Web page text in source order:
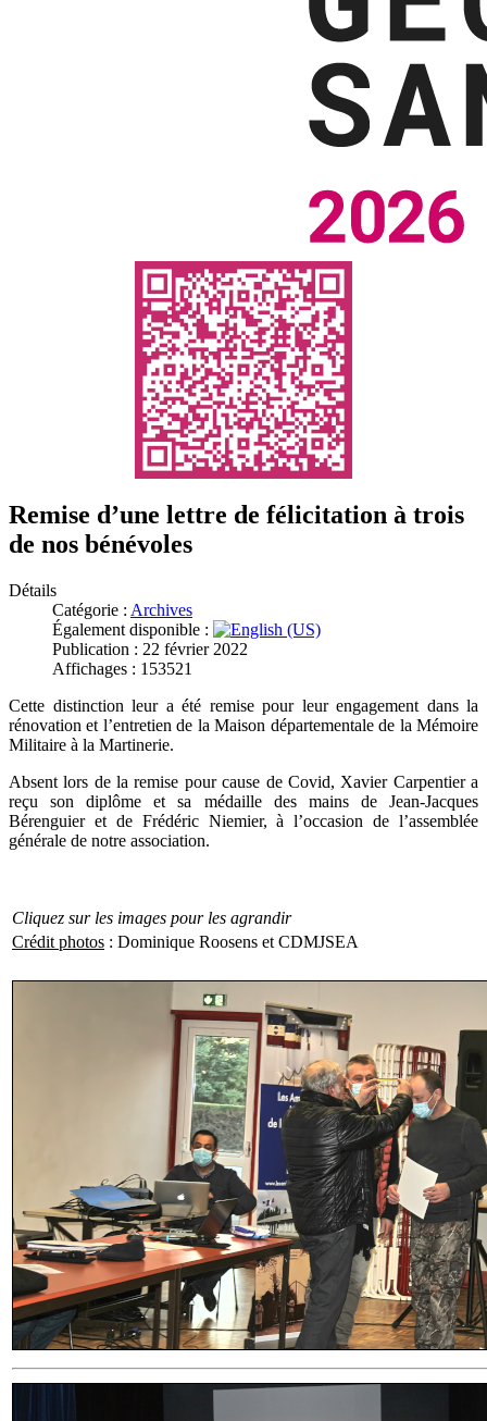
Remise d’une lettre de félicitation à trois
de nos bénévoles
Détails
Catégorie : Archives
Également disponible :
Publication : 22 février 2022
Affichages : 153521
Cette distinction leur a été remise pour leur engagement dans la
rénovation et l’entretien de la Maison départementale de la Mémoire
Militaire à la Martinerie.
Absent lors de la remise pour cause de Covid, Xavier Carpentier a
reçu son diplôme et sa médaille des mains de Jean-Jacques
Bérenguier et de Frédéric Niemier, à l’occasion de l’assemblée
générale de notre association.
Cliquez sur les images pour les agrandir
Crédit photos : Dominique Roosens et CDMJSEA